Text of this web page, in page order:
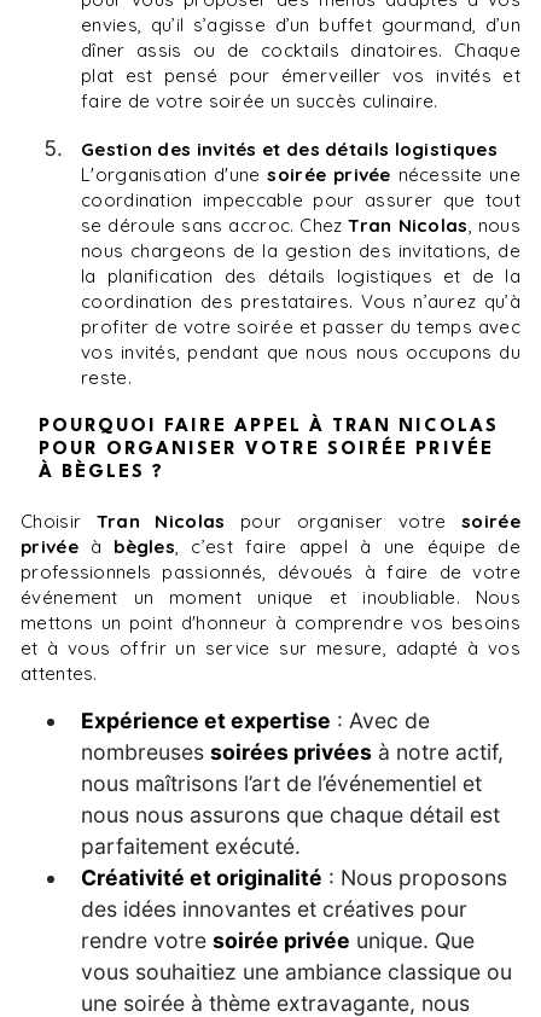
envies, qu’il s’agisse d’un buffet gourmand, d’un
dîner assis ou de cocktails dinatoires. Chaque
plat est pensé pour émerveiller vos invités et
faire de votre soirée un succès culinaire.
Gestion des invités et des détails logistiques
L'organisation d'unesoirée privée nécessite une
coordination impeccable pour assurer que tout
se déroule sans accroc. ChezTran Nicolas, nous
nous chargeons de la gestion des invitations, de
la planification des détails logistiques et de la
coordination des prestataires. Vous n’aurez qu’à
profiter de votre soirée et passer du temps avec
vos invités, pendant que nous nous occupons du
reste.
POURQUOI FAIRE APPEL À TRAN NICOLAS
POUR ORGANISER VOTRE SOIRÉE PRIVÉE
À BÈGLES ?
Choisir Tran Nicolas pour organiser votresoirée
privéeà bègles, c’est faire appel à une équipe de
professionnels passionnés, dévoués à faire de votre
événement un moment unique et inoubliable. Nous
mettons un point d'honneur à comprendre vos besoins
et à vous offrir un service sur mesure, adapté à vos
attentes.
Expérience et expertise : Avec de
nombreuses soirées privées à notre actif,
nous maîtrisons l’art de l’événementiel et
nous nous assurons que chaque détail est
parfaitement exécuté.
Créativité et originalité : Nous proposons
des idées innovantes et créatives pour
rendre votre soirée privée unique. Que
vous souhaitiez une ambiance classique ou
une soirée à thème extravagante, nous